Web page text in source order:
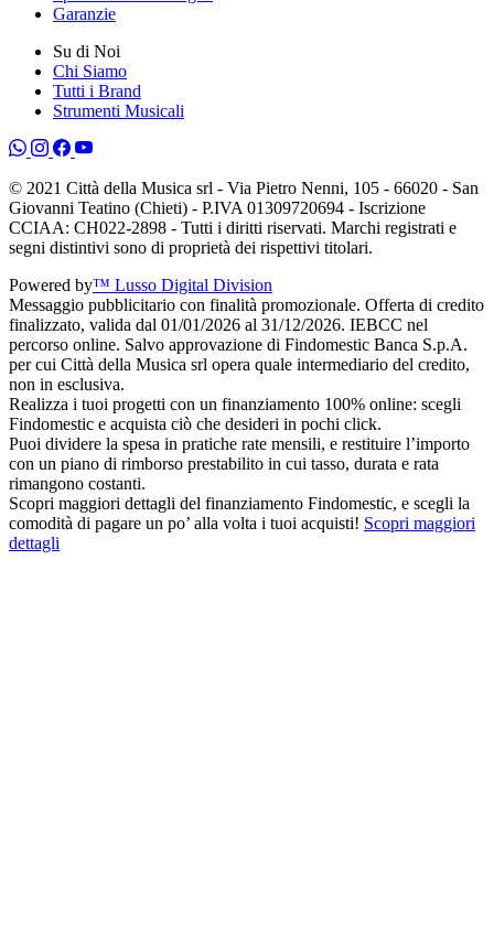
Garanzie
Su di Noi
Chi Siamo
Tutti i Brand
Strumenti Musicali
© 2021 Città della Musica srl - Via Pietro Nenni, 105 - 66020 - San
Giovanni Teatino (Chieti) - P.IVA 01309720694 - Iscrizione
CCIAA: CH022-2898 - Tutti i diritti riservati. Marchi registrati e
segni distintivi sono di proprietà dei rispettivi titolari.
Powered by™ Lusso Digital Division
Messaggio pubblicitario con finalità promozionale. Offerta di credito
finalizzato, valida dal 01/01/2026 al 31/12/2026. IEBCC nel
percorso online. Salvo approvazione di Findomestic Banca S.p.A.
per cui Città della Musica srl opera quale intermediario del credito,
non in esclusiva.
Realizza i tuoi progetti con un finanziamento 100% online: scegli
Findomestic e acquista ciò che desideri in pochi click.
Puoi dividere la spesa in pratiche rate mensili, e restituire l’importo
con un piano di rimborso prestabilito in cui tasso, durata e rata
rimangono costanti.
Scopri maggiori dettagli del finanziamento Findomestic, e scegli la
comodità di pagare un po’ alla volta i tuoi acquisti! Scopri maggiori
dettagli